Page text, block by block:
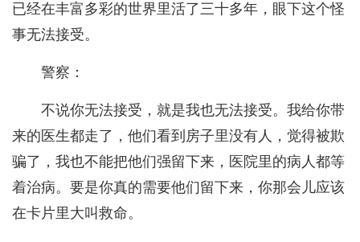
已经在丰富多彩的世界里活了三十多年，眼下这个怪
事无法接受。
警察：
不说你无法接受，就是我也无法接受。我给你带
来的医生都走了，他们看到房子里没有人，觉得被欺
骗了，我也不能把他们强留下来，医院里的病人都等
着治病。要是你真的需要他们留下来，你那会儿应该
在卡片里大叫救命。